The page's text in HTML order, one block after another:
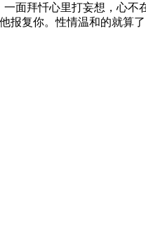
面拜忏心里打妄想，心不
复你。性情温和的就算了